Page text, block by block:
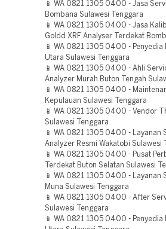
📱 WA 0821 1305 0400 - Jasa
Bombana Sulawesi Tenggara
📱 WA 0821 1305 0400 - Jasa
Goldd XRF Analyser Terdekat
📱 WA 0821 1305 0400 -
Utara Sulawesi Tenggara
📱 WA 0821 1305 0400 - Ahli
Analyzer Murah Buton Tengah
📱 WA 0821 1305 0400 -
Kepulauan Sulawesi Tenggara
📱 WA 0821 1305 0400 - Vendor
Sulawesi Tenggara
📱 WA 0821 1305 0400 - Layanan
Analyzer Resmi Wakatobi Sulawesi
📱 WA 0821 1305 0400 - Pusat
Terdekat Buton Selatan Sulawesi
📱 WA 0821 1305 0400 - Layanan
Muna Sulawesi Tenggara
📱 WA 0821 1305 0400 - After
Sulawesi Tenggara
📱 WA 0821 1305 0400 - Penyedia